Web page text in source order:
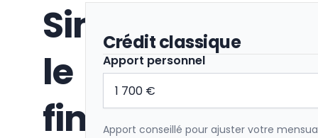
Simulez
le
financement
Crédit classique
Apport personnel
Apport conseillé pour ajuster votre